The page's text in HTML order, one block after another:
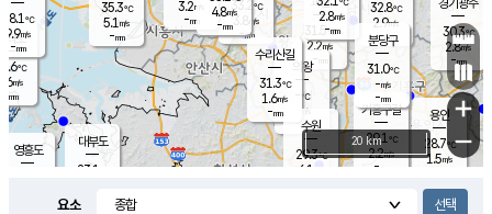
의도
℃
m/s
mm
영흥도
31.5℃
2.2m/s
- mm
용인
28.7℃
1.5m/s
경기광주
30.3℃
2.8m/s
-mm
대부도
23.1
13.0
의왕
- ℃
m/s
mm
33.2 ℃
3.8 m/s
-mm
3.2m/s
-mm
4.8m/s
-mm
32.8℃
2.9m/s
-mm
2.8m/s
-mm
기흥구갈
29.1℃
2.2m/s
-
수리산길
31.3℃
1.6m/s
-mm
분당구
31.0℃
-m/s
-mm
28.1℃
9.9m/s
-mm
수원
29.3℃
6.1 m/s
35.3℃
5.1 m/s
-mm
+
−
20 km
요소